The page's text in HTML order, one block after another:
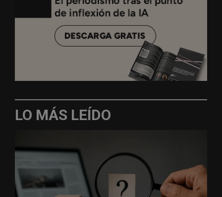
LO MÁS LEÍDO